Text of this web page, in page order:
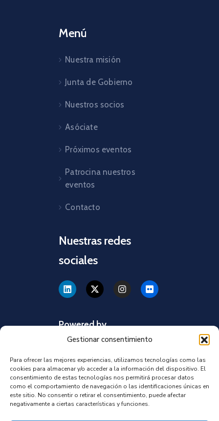
Gestionar consentimiento
Para ofrecer las mejores experiencias, utilizamos tecnologías como las
cookies para almacenar y/o acceder a la información del dispositivo. El
consentimiento de estas tecnologías nos permitirá procesar datos
como el comportamiento de navegación o las identificaciones únicas en
este sitio. No consentir o retirar el consentimiento, puede afectar
negativamente a ciertas características y funciones.
Menú
Nuestra misión
Junta de Gobierno
Nuestros socios
Asóciate
Próximos eventos
Patrocina nuestros
eventos
Contacto
Nuestras redes
sociales
Powered by